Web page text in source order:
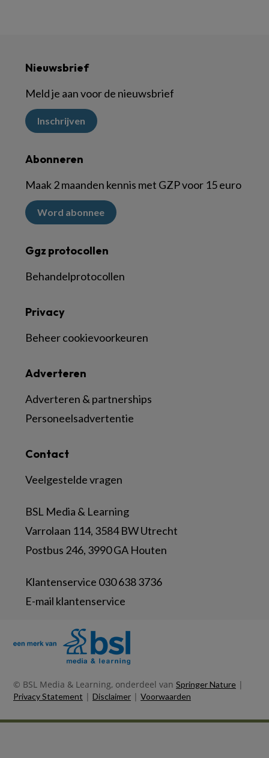
Nieuwsbrief
Meld je aan voor de nieuwsbrief
Inschrijven
Abonneren
Maak 2 maanden kennis met GZP voor 15 euro
Word abonnee
Ggz protocollen
Behandelprotocollen
Contact
Veelgestelde vragen
BSL Media & Learning
Varrolaan 114, 3584 BW Utrecht
Postbus 246, 3990 GA Houten
Klantenservice 030 638 3736
E-mail klantenservice
Adverteren
Adverteren & partnerships
Personeelsadvertentie
Privacy
Beheer cookievoorkeuren
© BSL Media & Learning, onderdeel van Springer Nature |
Privacy Statement | Disclaimer | Voorwaarden